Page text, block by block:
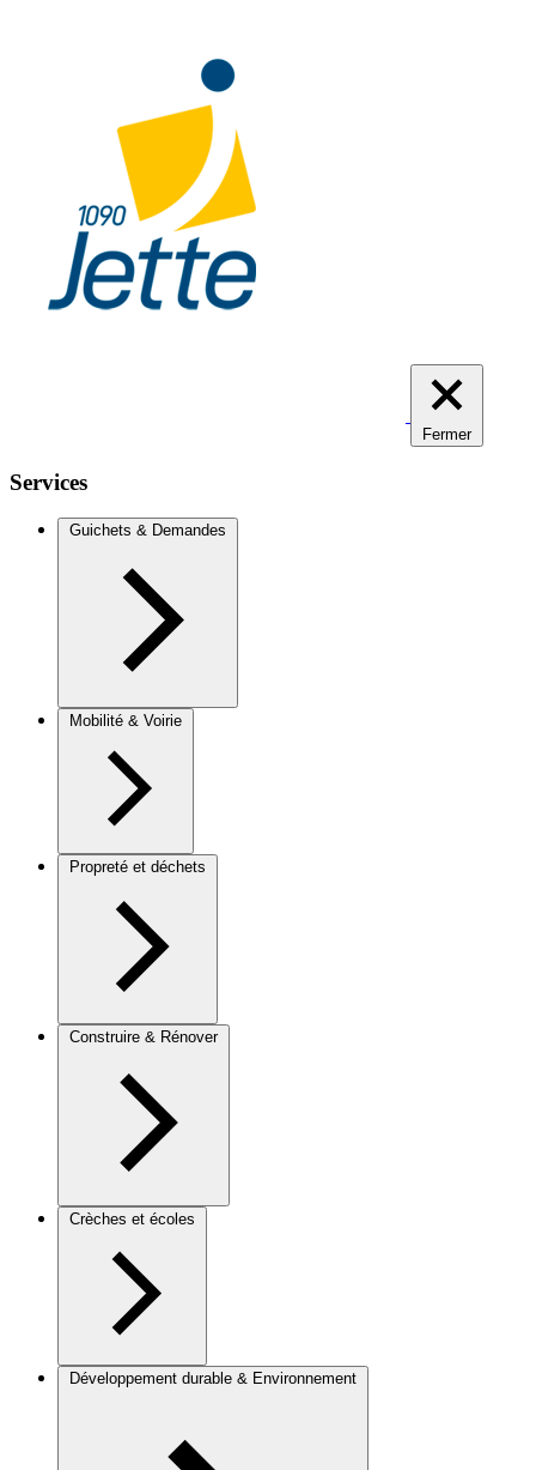
Fermer
Services
Guichets & Demandes
Mobilité & Voirie
Propreté et déchets
Construire & Rénover
Crèches et écoles
Développement durable & Environnement